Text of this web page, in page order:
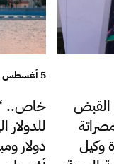
وكيل
5 أغسطس 2026
خاص..
دولار